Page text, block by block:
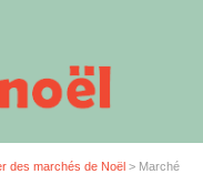
des marchés de Noël> Marché